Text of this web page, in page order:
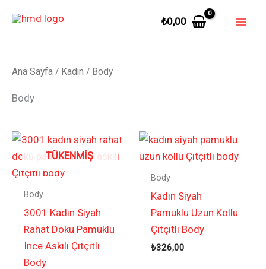
atla
₺0,00
Ana Sayfa / Kadın / Body
Body
TÜKENMIŞ
Body
3001 Kadın Siyah
Rahat Doku Pamuklu
Ince Askılı Çıtçıtlı
Body
Body
Kadın Siyah
Pamuklu Uzun Kollu
Çıtçıtlı Body
₺326,00